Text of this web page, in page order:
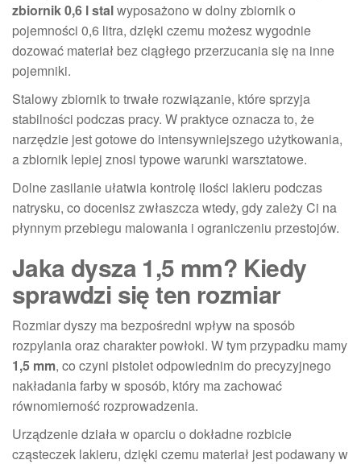
zbiornik 0,6 l stalwyposażono w dolny zbiornik o
pojemności 0,6 litra, dzięki czemu możesz wygodnie
dozować materiał bez ciągłego przerzucania się na inne
pojemniki.
Stalowy zbiornik to trwałe rozwiązanie, które sprzyja
stabilności podczas pracy. W praktyce oznacza to, że
narzędzie jest gotowe do intensywniejszego użytkowania,
a zbiornik lepiej znosi typowe warunki warsztatowe.
Dolne zasilanie ułatwia kontrolę ilości lakieru podczas
natrysku, co docenisz zwłaszcza wtedy, gdy zależy Ci na
płynnym przebiegu malowania i ograniczeniu przestojów.
Jaka dysza 1,5 mm? Kiedy
sprawdzi się ten rozmiar
Rozmiar dyszy ma bezpośredni wpływ na sposób
rozpylania oraz charakter powłoki. W tym przypadku mamy
1,5 mm, co czyni pistolet odpowiednim do precyzyjnego
nakładania farby w sposób, który ma zachować
równomierność rozprowadzenia.
Urządzenie działa w oparciu o dokładne rozbicie
cząsteczek lakieru, dzięki czemu materiał jest podawany w